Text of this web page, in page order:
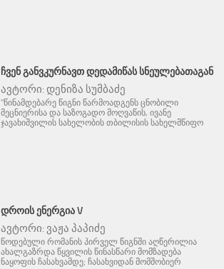
ᲩᲕᲔᲜ ᲒᲐᲜᲕᲙᲣᲠᲜᲐᲕᲗ ᲓᲔᲓᲐᲛᲘᲬᲐᲡ ᲡᲜᲔᲣᲚᲔᲑᲐᲗᲐᲒᲐᲜ
ავტორი: დენიზა სუმბაძე
"წინამდებარე წიგნი წარმოადგენს ცნობილი
მეცნიერისა და საზოგადო მოღვაწის, ივანე
ჯავახიშვილის სახელობის თბილისის სახელმწიფო
ᲓᲠᲝᲘᲡ ᲔᲜᲔᲠᲒᲘᲐ V
ავტორი: ვაჟა პაპიძე
წოდებული რომანის პირველ წიგნში აღწერილია
ახალგაზრდა წყვილის წინასწარი მომზადება
ნაყოფის ჩასახვამდე; ჩასახვიდან მომშობიერ